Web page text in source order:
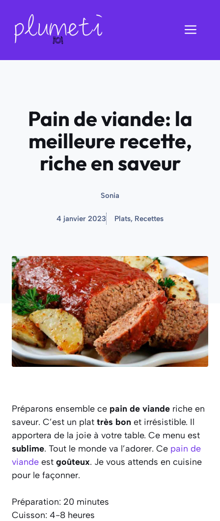
contenu
Pain de viande: la
meilleure recette,
riche en saveur
Sonia
4 janvier 2023 Plats, Recettes
Préparons ensemble ce pain de viande riche en
saveur. C’est un plat très bon et irrésistible. Il
apportera de la joie à votre table. Ce menu est
sublime. Tout le monde va l’adorer. Ce pain de
viande est goûteux. Je vous attends en cuisine
pour le façonner.
Préparation: 20 minutes
Cuisson: 4-8 heures